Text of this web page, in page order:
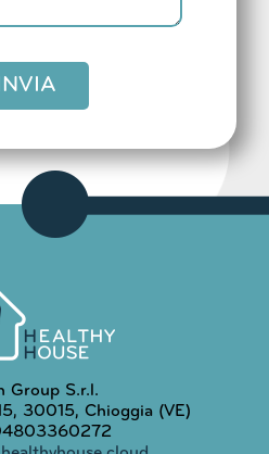
Group S.r.l.
30015, Chioggia (VE)